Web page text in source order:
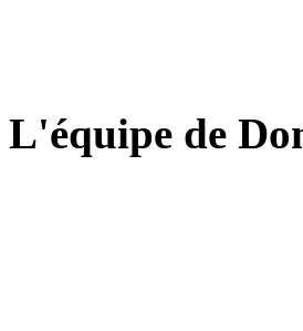
L'équipe de